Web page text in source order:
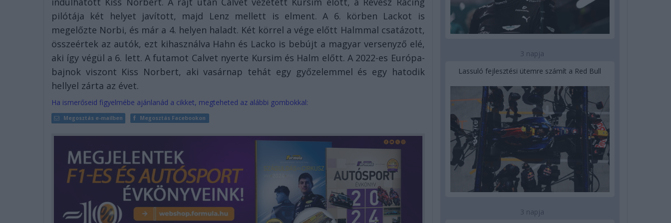
pilótája két helyet javított, majd Lenz mellett is elment. A 6. körben Lackot is
megelőzte Norbi, és már a 4. helyen haladt. Két körrel a vége előtt Halmmal csatázott,
összeértek az autók, ezt kihasználva Hahn és Lacko is bebújt a magyar versenyző elé,
aki így végül a 6. lett. A futamot Calvet nyerte Kursim és Halm előtt. A 2022-es Európa-
bajnok viszont Kiss Norbert, aki vasárnap tehát egy győzelemmel és egy hatodik
hellyel zárta az évet.
Ha ismerőseid figyelmébe ajánlanád a cikket, megteheted az alábbi gombokkal:
Megosztás e-mailben Megosztás Facebookon
3 napja
Lassuló fejlesztési ütemre számít a Red Bull
3 napja